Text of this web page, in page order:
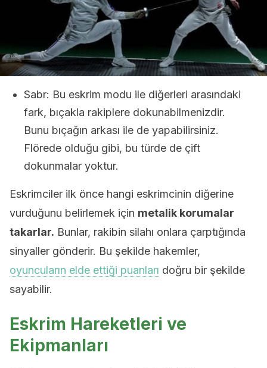
Sabr: Bu eskrim modu ile diğerleri arasındaki
fark, bıçakla rakiplere dokunabilmenizdir.
Bunu bıçağın arkası ile de yapabilirsiniz.
Flörede olduğu gibi, bu türde de çift
dokunmalar yoktur.
Eskrimciler ilk önce hangi eskrimcinin diğerine
vurduğunu belirlemek için metalik korumalar
takarlar. Bunlar, rakibin silahı onlara çarptığında
sinyaller gönderir. Bu şekilde hakemler,
oyuncuların elde ettiği puanları doğru bir şekilde
sayabilir.
Eskrim Hareketleri ve
Ekipmanları